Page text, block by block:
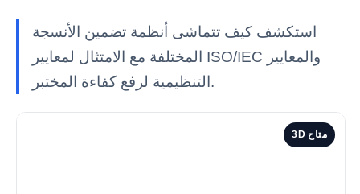
استكشف كيف تتماشى أنظمة تضمين الأنسجة
المختلفة مع الامتثال لمعايير ISO/IEC والمعايير
التنظيمية لرفع كفاءة المختبر.
3D متاح